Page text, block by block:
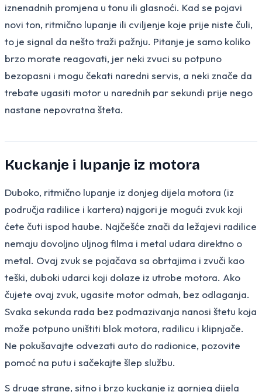
iznenadnih promjena u tonu ili glasnoći. Kad se pojavi
novi ton, ritmično lupanje ili cviljenje koje prije niste čuli,
to je signal da nešto traži pažnju. Pitanje je samo koliko
brzo morate reagovati, jer neki zvuci su potpuno
bezopasni i mogu čekati naredni servis, a neki znače da
trebate ugasiti motor u narednih par sekundi prije nego
nastane nepovratna šteta.
Kuckanje i lupanje iz motora
Duboko, ritmično lupanje iz donjeg dijela motora (iz
područja radilice i kartera) najgori je mogući zvuk koji
ćete čuti ispod haube. Najčešće znači da ležajevi radilice
nemaju dovoljno uljnog filma i metal udara direktno o
metal. Ovaj zvuk se pojačava sa obrtajima i zvuči kao
teški, duboki udarci koji dolaze iz utrobe motora. Ako
čujete ovaj zvuk, ugasite motor odmah, bez odlaganja.
Svaka sekunda rada bez podmazivanja nanosi štetu koja
može potpuno uništiti blok motora, radilicu i klipnjače.
Ne pokušavajte odvezati auto do radionice, pozovite
pomoć na putu i sačekajte šlep službu.
S druge strane, sitno i brzo kuckanje iz gornjeg dijela